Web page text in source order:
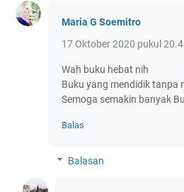
Maria G Soemitro
17 Oktober 2020 pukul
Wah buku hebat nih
Buku yang mendidik tanpa
Semoga semakin banyak
Balas
Balasan